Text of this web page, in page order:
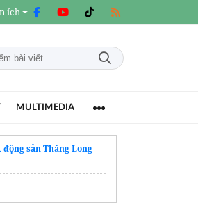
ích
MULTIMEDIA
động sản Thăng Long